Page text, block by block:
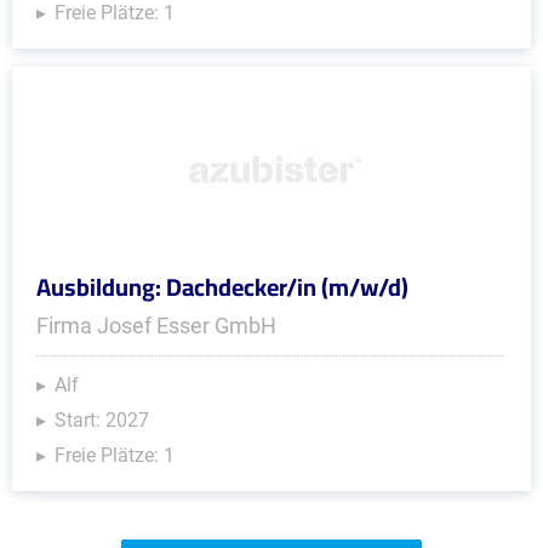
Freie Plätze: 1
Ausbildung: Dachdecker/in (m/w/d)
Firma Josef Esser GmbH
Alf
Start: 2027
Freie Plätze: 1